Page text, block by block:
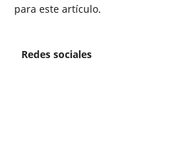
para este artículo.
Redes sociales